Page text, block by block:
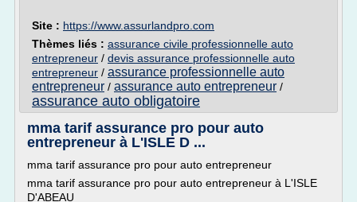
Site : https://www.assurlandpro.com
Thèmes liés : assurance civile professionnelle auto
entrepreneur / devis assurance professionnelle auto
entrepreneur / assurance professionnelle auto
entrepreneur / assurance auto entrepreneur /
assurance auto obligatoire
mma tarif assurance pro pour auto
entrepreneur à L'ISLE D ...
mma tarif assurance pro pour auto entrepreneur
mma tarif assurance pro pour auto entrepreneur à L'ISLE
D'ABEAU